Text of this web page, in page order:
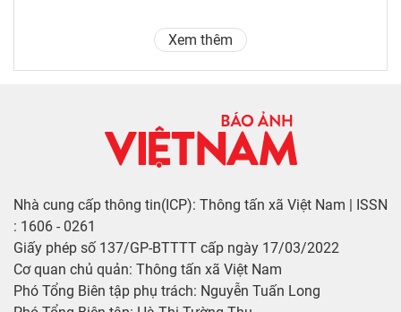
Xem thêm
Nhà cung cấp thông tin(ICP): Thông tấn xã Việt Nam | ISSN
: 1606 - 0261
Giấy phép số 137/GP-BTTTT cấp ngày 17/03/2022
Cơ quan chủ quản: Thông tấn xã Việt Nam
Phó Tổng Biên tập phụ trách: Nguyễn Tuấn Long